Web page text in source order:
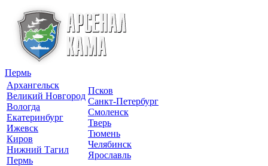
Пермь
Архангельск
Великий Новгород
Вологда
Екатеринбург
Ижевск
Киров
Нижний Тагил
Пермь
Псков
Санкт-Петербург
Смоленск
Тверь
Тюмень
Челябинск
Ярославль